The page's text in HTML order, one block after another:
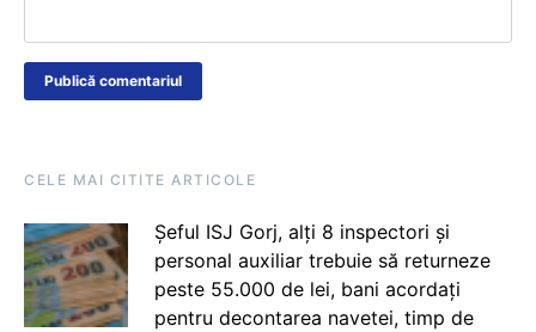
CELE MAI CITITE ARTICOLE
Șeful ISJ Gorj, alți 8 inspectori și
personal auxiliar trebuie să returneze
peste 55.000 de lei, bani acordați
pentru decontarea navetei, timp de